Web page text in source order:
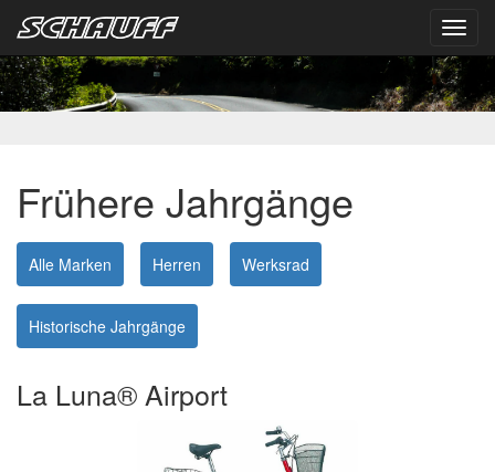
Frühere Jahrgänge
Alle Marken Herren Werksrad
Historische Jahrgänge
La Luna® Airport